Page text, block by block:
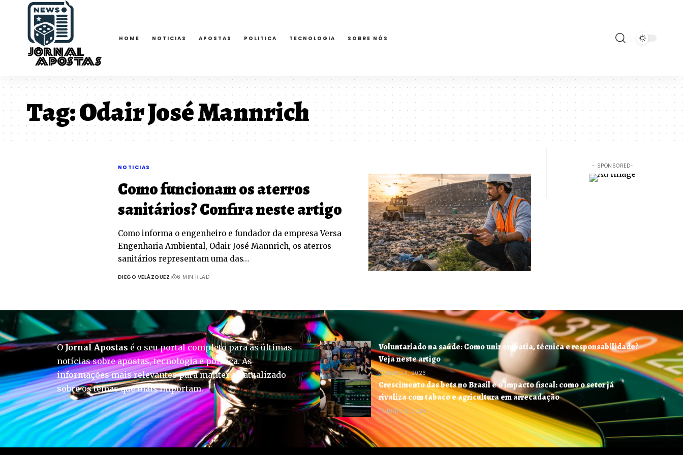
HOME NOTICIAS APOSTAS POLITICA TECNOLOGIA SOBRE NÓS
Tag:Odair José Mannrich
NOTICIAS
Como funcionam os aterros
sanitários? Confira neste artigo
Como informa o engenheiro e fundador da empresa Versa
Engenharia Ambiental, Odair José Mannrich, os aterros
sanitários representam uma das…
DIEGO VELÁZQUEZ 6 MIN READ
- SPONSORED-
OJornal Apostas é o seu portal completo para as últimas
notícias sobre apostas, tecnologia e política. As
informações mais relevantes para manter-se atualizado
sobre os temas que mais importam.
Voluntariado na saúde: Como unir empatia, técnica e responsabilidade?
Veja neste artigo
JUNHO 11, 2026
Crescimento das bets no Brasil e o impacto fiscal: como o setor já
rivaliza com tabaco e agricultura em arrecadação
JUNHO 8, 2026